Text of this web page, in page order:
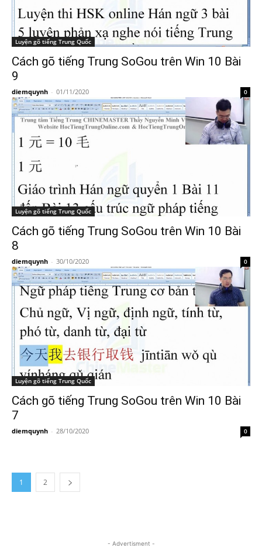
Luyện gõ tiếng Trung Quốc
Cách gõ tiếng Trung SoGou trên Win 10 Bài
9
diemquynh - 01/11/2020 0
Luyện gõ tiếng Trung Quốc
Cách gõ tiếng Trung SoGou trên Win 10 Bài
8
diemquynh - 30/10/2020 0
Luyện gõ tiếng Trung Quốc
Cách gõ tiếng Trung SoGou trên Win 10 Bài
7
diemquynh - 28/10/2020 0
1 2
- Advertisment -